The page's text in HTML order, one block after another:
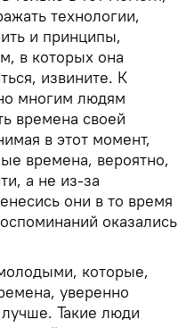
технологии,
и принципы,
в которых она
извините. К
многим людям
времена своей
в этот момент,
времена, вероятно,
а не из-за
они в то время
оказались
которые,
уверенно
Такие люди